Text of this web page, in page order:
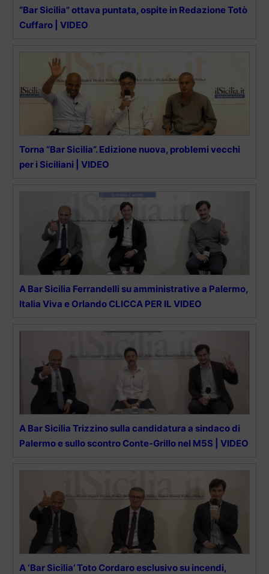
“Bar Sicilia” ottava puntata, ospite in Redazione Totò
Cuffaro | VIDEO
Torna “Bar Sicilia”. Edizione nuova, problemi vecchi
per i Siciliani | VIDEO
A Bar Sicilia Ferrandelli su amministrative a Palermo,
Italia Viva e Orlando CLICCA PER IL VIDEO
A Bar Sicilia Trizzino sulla candidatura a sindaco di
Palermo e sullo scontro Conte-Grillo nel M5S | VIDEO
A ‘Bar Sicilia’ Toto Cordaro esclusivo su incendi,